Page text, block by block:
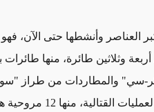
العناصر وأنشطها حتى الآن،
أربعة وثلاثين طائرة، منها